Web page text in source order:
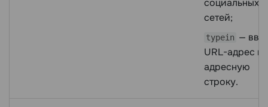
социальных
сетей;
typein —
URL-адрес в
адресную
строку.